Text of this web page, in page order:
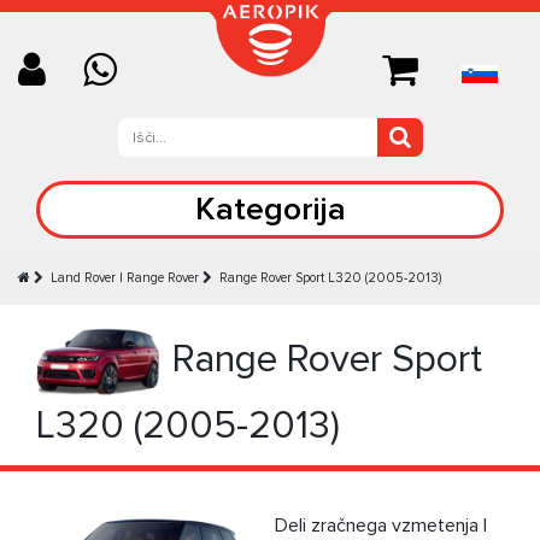
Kategorija
Land Rover | Range Rover Range Rover Sport L320 (2005-2013)
Range Rover Sport
L320 (2005-2013)
Deli zračnega vzmetenja |